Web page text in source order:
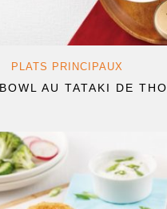
PLATS PRINCIPAUX
AU TATAKI DE